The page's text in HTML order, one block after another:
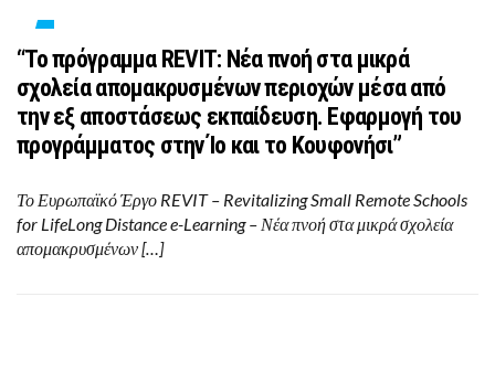
“Το πρόγραμμα REVIT: Νέα πνοή στα μικρά
σχολεία απομακρυσμένων περιοχών μέσα από
την εξ αποστάσεως εκπαίδευση. Εφαρμογή του
προγράμματος στην Ίο και το Κουφονήσι”
Το Ευρωπαϊκό Έργο REVIT – Revitalizing Small Remote Schools
for LifeLong Distance e-Learning – Νέα πνοή στα μικρά σχολεία
απομακρυσμένων […]